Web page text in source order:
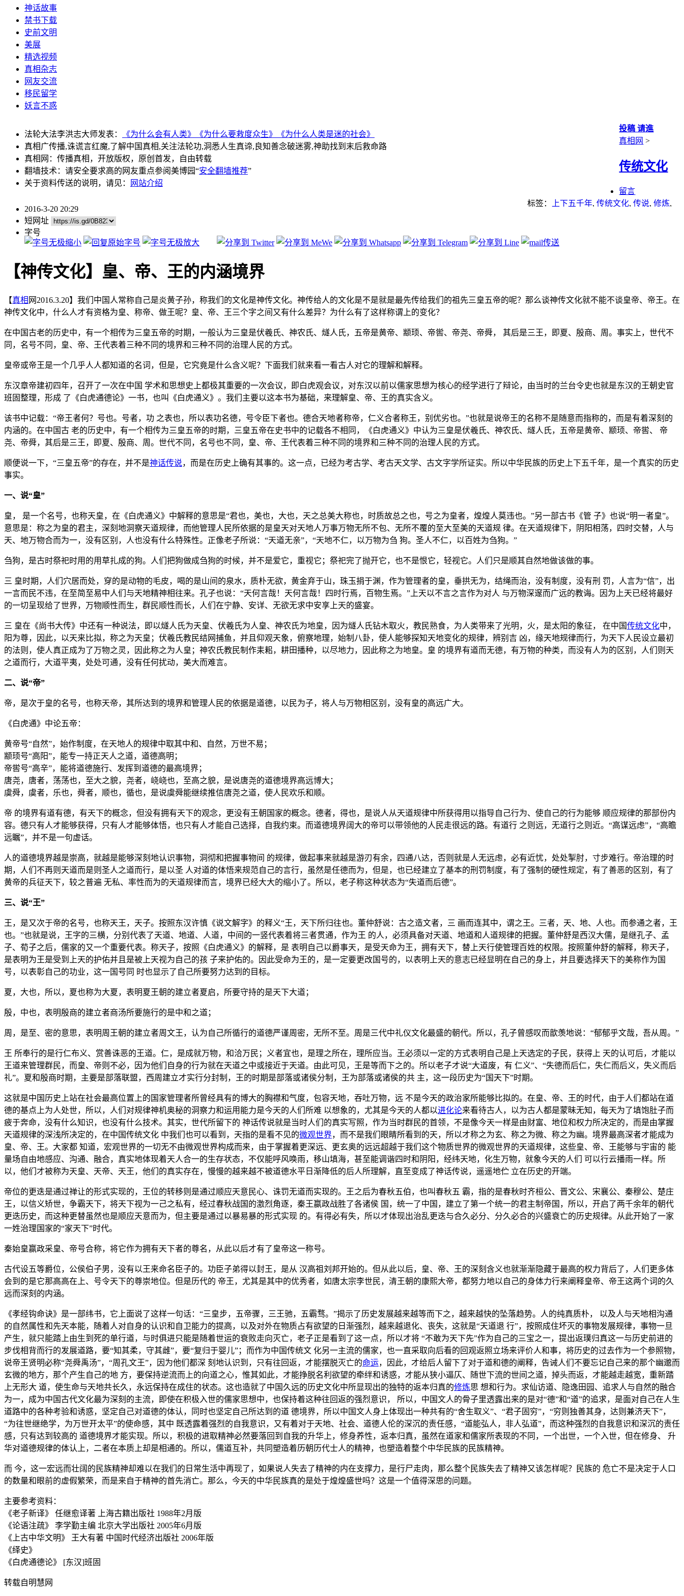
神话故事
禁书下载
史前文明
美展
精选视频
真相杂志
网友交流
移民留学
妖言不惑
法轮大法李洪志大师发表： 《为什么会有人类》 《为什么要救度众生》
《为什么人类是迷的社会》
真相广传播,诛谎言红魔,了解中国真相,关注法轮功,洞悉人生真谛,良知善念破迷雾,神助找到末后救命路
真相网：传播真相，开放版权，原创首发，自由转载
翻墙技术：请安全要求高的网友重点参阅美博园“安全翻墙推荐”
关于资料传送的说明，请见：
网站介绍
投稿 请進
真相网 >
传统文化
留言
标签：
上下五千年, 传统文化, 传说, 修炼,
2016-3-20 20:29
短网址
字号
【神传文化】皇、帝、王的内涵境界
【真相 网2016.3.20】我们中国人常称自己是炎黄子孙，称我们的文化是神传文化。神传给人的文化是不是就是最先传给我们的祖先三皇五帝的呢？那么谈神传文化就不能不谈皇帝、帝王。在
神传文化中，什么人才有资格为皇、称帝、做王呢？皇、帝、王三个字之间又有什么差异？为什么有了这样称谓上的变化？
在中国古老的历史中，有一个相传为三皇五帝的时期，一般认为三皇是伏羲氏、神农氏、燧人氏，五帝是黄帝、颛顼、帝喾、帝尧、帝舜， 其后是三王，即夏、殷商、周。事实上，世代不
同，名号不同，皇、帝、王代表着三种不同的境界和三种不同的治理人民的方式。
皇帝或帝王是一个几乎人人都知道的名词，但是，它究竟是什么含义呢？下面我们就来看一看古人对它的理解和解释。
东汉章帝建初四年，召开了一次在中国 学术和思想史上都极其重要的一次会议，即白虎观会议，对东汉以前以儒家思想为核心的经学进行了辩论，由当时的兰台令史也就是东汉的王朝史官
班固整理，形成 了《白虎通德论》一书，也叫《白虎通义》。我们主要以这本书为基础，来理解皇、帝、王的真实含义。
该书中记载：“帝王者何？号也。号者，功 之表也，所以表功名德，号令臣下者也。德合天地者称帝，仁义合者称王，别优劣也。”也就是说帝王的名称不是随意而指称的，而是有着深刻的
内涵的。在中国古 老的历史中，有一个相传为三皇五帝的时期，三皇五帝在史书中的记载各不相同，《白虎通义》中认为三皇是伏羲氏、神农氏、燧人氏，五帝是黄帝、颛顼、帝喾、 帝
尧、帝舜，其后是三王，即夏、殷商、周。世代不同，名号也不同，皇、帝、王代表着三种不同的境界和三种不同的治理人民的方式。
顺便说一下，“三皇五帝”的存在，并不是神话传说，而是在历史上确有其事的。这一点，已经为考古学、考古天文学、古文字学所证实。所以中华民族的历史上下五千年，是一个真实的历史
事实。
一、说“皇”
皇， 是一个名号，也称天皇，在《白虎通义》中解释的意思是“君也，美也，大也，天之总美大称也，时质故总之也，号之为皇者，煌煌人莫违也。”另一部古书《管 子》也说“明一者皇”。
意思是：称之为皇的君主，深刻地洞察天道规律，而他管理人民所依据的是皇天对天地人万事万物无所不包、无所不覆的至大至美的天道规 律。在天道规律下，阴阳相荡，四时交替，人与
天、地万物合而为一，没有区别，人也没有什么特殊性。正像老子所说：“天道无亲”，“天地不仁，以万物为刍 狗。圣人不仁，以百姓为刍狗。”
刍狗，是古时祭祀时用的用草扎成的狗。人们把狗做成刍狗的时候，并不是爱它，重视它；祭祀完了抛开它，也不是恨它，轻视它。人们只是顺其自然地做该做的事。
三 皇时期，人们穴居而处，穿的是动物的毛皮，喝的是山间的泉水，质朴无欲，黄金弃于山，珠玉捐于渊，作为管理者的皇，垂拱无为，结绳而治，没有制度，没有刑 罚，人言为“信”，出
一言而民不违，在至简至易中人们与天地精神相往来。孔子也说：“天何言哉！天何言哉！四时行焉，百物生焉。”上天以不言之言作为对人 与万物深邃而广远的教诲。因为上天已经将最好
的一切呈现给了世界，万物顺性而生，群民顺性而长，人们在宁静、安详、无欲无求中安享上天的盛宴。
三 皇在《尚书大传》中还有一种说法，即以燧人氏为天皇、伏羲氏为人皇、神农氏为地皇，因为燧人氏钻木取火，教民熟食，为人类带来了光明，火，是太阳的象征， 在中国传统文化中，
阳为尊，因此，以天来比拟，称之为天皇；伏羲氏教民结网捕鱼，并且仰观天象，俯察地理，始制八卦，使人能够探知天地变化的规律，辨别吉 凶，缘天地规律而行，为天下人民设立最初
的法则，使人真正成为了万物之灵，因此称之为人皇；神农氏教民制作耒耜，耕田播种，以尽地力，因此称之为地皇。皇 的境界有道而无德，有万物的种类，而没有人为的区别，人们则天
之道而行，大道平夷，处处可通，没有任何扰动，美大而难言。
二、说“帝”
帝，是次于皇的名号，也称天帝，其所达到的境界和管理人民的依据是道德，以民为子，将人与万物相区别，没有皇的高远广大。
《白虎通》中论五帝：
黄帝号“自然”，始作制度，在天地人的规律中取其中和、自然，万世不易；
颛顼号“高阳”，能专一持正天人之道，道德高明；
帝喾号“高辛”，能将道德施行、发挥到道德的最高境界；
唐尧，唐者，荡荡也，至大之貌，尧者，峣峣也，至高之貌，是说唐尧的道德境界高远博大；
虞舜，虞者，乐也，舜者，顺也，循也，是说虞舜能继续推信唐尧之道，使人民欢乐和顺。
帝 的境界有道有德，有天下的概念，但没有拥有天下的观念，更没有王朝国家的概念。德者，得也，是说人从天道规律中所获得用以指导自己行为、使自己的行为能够 顺应规律的那部份内
容。德只有人才能够获得，只有人才能够体悟，也只有人才能自己选择，自我约束。而道德境界阔大的帝可以带领他的人民走很远的路。有道行 之则远，无道行之则近。“高谋远虑”，“高瞻
远瞩”，并不是一句虚话。
人的道德境界越是崇高，就越是能够深刻地认识事物，洞彻和把握事物间 的规律，做起事来就越是游刃有余，四通八达，否则就是人无远虑，必有近忧，处处掣肘，寸步难行。帝治理的时
期，人们不再则天道而是则圣人之道而行，是以圣 人对道的体悟来规范自己的言行，虽然是任德而为，但是，也已经建立了基本的刑罚制度，有了强制的硬性规定，有了善恶的区别，有了
黄帝的兵征天下，较之普遍 无私、率性而为的天道规律而言，境界已经大大的缩小了。所以，老子称这种状态为“失道而后德”。
三、说“王”
王，是又次于帝的名号，也称天王，天子。按照东汉许慎《说文解字》的释义“王，天下所归往也。董仲舒说：古之造文者，三 画而连其中，谓之王。三者，天、地、人也。而参通之者，王
也。”也就是说，王字的三横，分别代表了天道、地道、人道，中间的一竖代表着将三者贯通，作为王 的人，必须具备对天道、地道和人道规律的把握。董仲舒是西汉大儒，是继孔子、孟
子、荀子之后，儒家的又一个重要代表。称天子，按照《白虎通义》的解释，是 表明自己以爵事天，是受天命为王，拥有天下，替上天行使管理百姓的权限。按照董仲舒的解释，称天子，
是表明为王是受到上天的护佑并且是被上天视为自己的孩 子来护佑的。因此受命为王的，是一定要更改国号的，以表明上天的意志已经显明在自己的身上，并且要选择天下的美称作为国
号，以表彰自己的功业，这一国号同 时也显示了自己所要努力达到的目标。
夏，大也，所以，夏也称为大夏，表明夏王朝的建立者夏启，所要守持的是天下大道；
殷，中也，表明殷商的建立者商汤所要施行的是中和之道；
周，是至、密的意思，表明周王朝的建立者周文王，认为自己所循行的道德严谨周密，无所不至。周是三代中礼仪文化最盛的朝代。所以，孔子曾感叹而歆羡地说：“郁郁乎文哉，吾从周。”
王 所奉行的是行仁布义、赏善诛恶的王道。仁，是成就万物，和洽万民；义者宜也，是理之所在，理所应当。王必须以一定的方式表明自己是上天选定的子民，获得上 天的认可后，才能以
王道来管理群民，而皇、帝则不必，因为他们自身的行为就在天道之中或接近于天道。由此可见，王是等而下之的。所以老子才说“大道废，有 仁义”、“失德而后仁，失仁而后义，失义而后
礼”。夏和殷商时期，主要是部落联盟，西周建立才实行分封制，王的时期是部落或诸侯分制，王为部落或诸侯的共 主，这一段历史为“国天下”时期。
这就是中国历史上站在社会最高位置上的国家管理者所曾经具有的博大的胸襟和气度，包容天地，吞吐万物，远 不是今天的政治家所能够比拟的。在皇、帝、王的时代，由于人们都站在道
德的基点上为人处世，所以，人们对规律神机奥秘的洞察力和运用能力是今天的人们所难 以想象的，尤其是今天的人都以进化论来看待古人，以为古人都是蒙昧无知，每天为了填饱肚子而
疲于奔命，没有什么知识，也没有什么技术。其实，世代所留下的 神话传说就是当时人们的真实写照，作为当时群民的首领，不是像今天一样是由财富、地位和权力所决定的，而是由掌握
天道规律的深浅所决定的，在中国传统文化 中我们也可以看到，天指的是看不见的微观世界，而不是我们眼睛所看到的天，所以才称之为玄、称之为微、称之为幽。境界最高深者才能成为
皇、帝、王。大家都 知道，宏观世界的一切无不由微观世界构成而来，由于掌握着更深远、更玄奥的远远超越于我们这个物质世界的微观世界的天道规律，这些皇、帝、王能够与宇宙的 能
量场自由地感应、沟通、融合，真实地体现着天人合一的生存状态，不仅能呼风唤雨，移山填海，甚至能调谐四时和阴阳，经纬天地，化生万物，就象今天的人们 可以行云播雨一样。所
以，他们才被称为天皇、天帝、天王，他们的真实存在，慢慢的越来越不被道德水平日渐降低的后人所理解，直至变成了神话传说，遥遥地伫 立在历史的开端。
帝位的更迭是通过禅让的形式实现的，王位的转移则是通过顺应天意民心、诛罚无道而实现的。王之后为春秋五伯，也叫春秋五 霸，指的是春秋时齐桓公、晋文公、宋襄公、秦穆公、楚庄
王，以信义矫世，争霸天下，将天下视为一己之私有，经过春秋战国的激烈角逐，秦王嬴政战胜了各诸侯 国，统一了中国，建立了第一个统一的君主制帝国，所以，开启了两千余年的朝代
更迭历史，而这种更替虽然也是顺应天意而为，但主要是通过以暴易暴的形式实现 的。有得必有失，所以才体现出治乱更迭与合久必分、分久必合的兴盛衰亡的历史规律。从此开始了一家
一姓治理国家的“家天下”时代。
秦始皇赢政采皇、帝号合称，将它作为拥有天下者的尊名，从此以后才有了皇帝这一称号。
古代设五等爵位，公侯伯子男，没有以王来命名臣子的。功臣子弟得以封王，是从 汉高祖刘邦开始的。但从此以后，皇、帝、王的深刻含义也就渐渐隐藏于最高的权力背后了，人们更多体
会到的是它那高高在上、号令天下的尊崇地位。但是历代的 帝王，尤其是其中的优秀者，如唐太宗李世民，清王朝的康熙大帝，都努力地以自己的身体力行来阐释皇帝、帝王这两个词的久
远而深刻的内涵。
《孝经钩命诀》是一部纬书，它上面说了这样一句话：“三皇步，五帝骤，三王驰，五霸骛。”揭示了历史发展越来越等而下之，越来越快的坠落趋势。人的纯真质朴， 以及人与天地相沟通
的自然属性和先天本能，随着人对自身的认识和自卫能力的提高，以及对外在物质占有欲望的日渐强烈，越来越退化、丧失，这就是“天道退 行”，按照成住坏灭的事物发展规律，事物一旦
产生，就只能踏上由生到死的单行道，与时俱进只能是随着世运的衰败走向灭亡，老子正是看到了这一点，所以才将 “不敢为天下先”作为自己的三宝之一，提出返璞归真这一与历史前进的
步伐相背而行的发展道路，要“知其柔，守其雌”，要“复归于婴儿”；而作为中国传统文 化另一主流的儒家，也一直采取向后看的回观返照立场来评价人和事，将历史的过去作为一个参照物，
说帝王贤明必称“尧舜禹汤”，“周孔文王”，因为他们都深 刻地认识到，只有往回返，才能摆脱灭亡的命运，因此，才给后人留下了对于道和德的阐释，告诫人们不要忘记自己来的那个幽邈而
玄微的地方，那个产生自己的地 方，要保持逆流而上的向道之心，惟其如此，才能挣脱名利欲望的牵绊和诱惑，才能从狭小逼仄、随世下流的世间之道，掉头而返，才能越走越宽，重新踏
上无形大 道，使生命与天地共长久，永远保持在成住的状态。这也造就了中国久远的历史文化中所显现出的独特的返本归真的修炼思 想和行为。求仙访道、隐逸田园、追求人与自然的融合
为一，成为中国古代文化最为深刻的主流，即使在积极入世的儒家思想中，也保持着这种往回返的强烈意识， 所以，中国文人的骨子里透露出来的是对“德”和“道”的追求，是面对自己在人生
道路中的各种考验和诱惑，坚定自己对道德的体认，同时也坚定自己所达到的道 德境界，所以中国文人身上体现出一种共有的“舍生取义”、“君子固穷”，“穷则独善其身，达则兼济天下”，
“为往世继绝学，为万世开太平”的使命感，其中 既透露着强烈的自我意识，又有着对于天地、社会、道德人伦的深沉的责任感，“道能弘人，非人弘道”，而这种强烈的自我意识和深沉的责任
感，只有达到较高的 道德境界才能实现。所以，积极的进取精神必然要落回到自我的升华上，修身养性，返本归真，虽然在道家和儒家所表现的不同，一个出世，一个入世，但在修身、 升
华对道德规律的体认上，二者在本质上却是相通的。所以，儒道互补，共同塑造着历朝历代士人的精神，也塑造着整个中华民族的民族精神。
而 今，这一宏远而壮阔的民族精神却难以在我们的日常生活中再现了，如果说人失去了精神的内在支撑力，是行尸走肉，那么整个民族失去了精神又该怎样呢？民族的 危亡不是决定于人口
的数量和眼前的虚假繁荣，而是来自于精神的首先消亡。那么，今天的中华民族真的是处于煌煌盛世吗？这是一个值得深思的问题。
主要参考资料：
《老子新译》 任继愈译著 上海古籍出版社 1988年2月版
《论语注疏》 李学勤主编 北京大学出版社 2005年6月版
《上古中华文明》 王大有著 中国时代经济出版社 2006年版
《绎史》
《白虎通德论》 [东汉]班固
转载自明慧网